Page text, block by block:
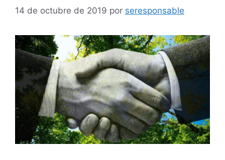
14 de octubre de 2019 por seresponsable